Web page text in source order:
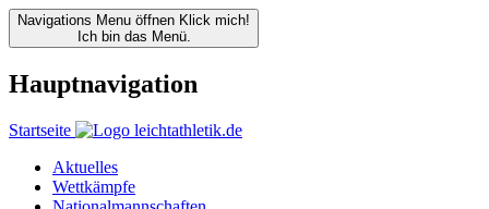
Navigations Menu öffnen Klick mich!
Ich bin das Menü.
Hauptnavigation
Startseite
Aktuelles
Wettkämpfe